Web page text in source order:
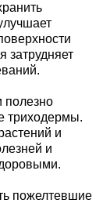
затрудняет
полезно
триходермы.
и
и
пожелтевшие